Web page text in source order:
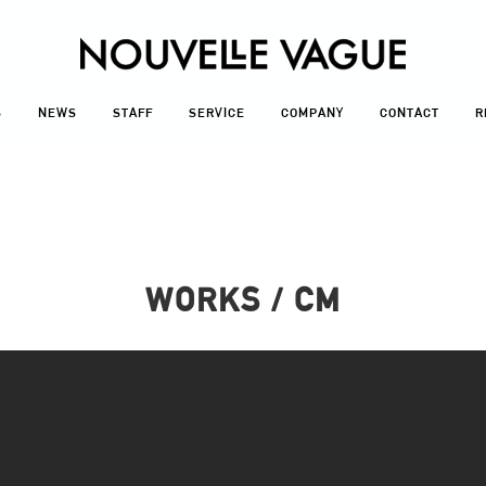
NEWS STAFF SERVICE COMPANY CONTACT
WORKS / CM